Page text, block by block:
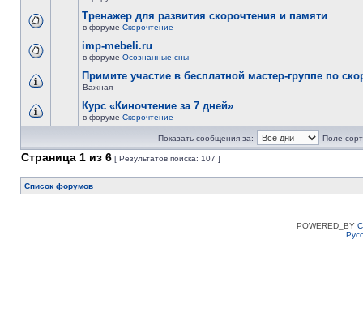
Тренажер для развития скорочтения и памяти
в форуме Скорочтение
imp-mebeli.ru
в форуме Осознанные сны
Примите участие в бесплатной мастер-группе по
Важная
Курс «Киночтение за 7 дней»
в форуме Скорочтение
Показать сообщения за: Поле
Страница 1 из 6 [ Результатов поиска: 107 ]
Список форумов
POWERED_BY